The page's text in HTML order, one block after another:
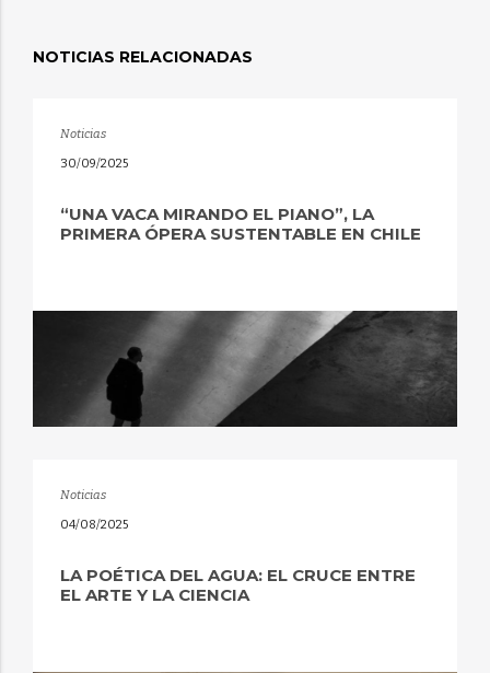
NOTICIAS RELACIONADAS
Noticias
30/09/2025
“UNA VACA MIRANDO EL PIANO”, LA
PRIMERA ÓPERA SUSTENTABLE EN CHILE
Noticias
04/08/2025
LA POÉTICA DEL AGUA: EL CRUCE ENTRE
EL ARTE Y LA CIENCIA